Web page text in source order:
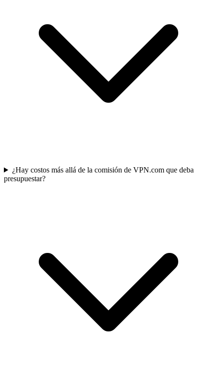
¿Hay costos más allá de la comisión de VPN.com que deba
presupuestar?